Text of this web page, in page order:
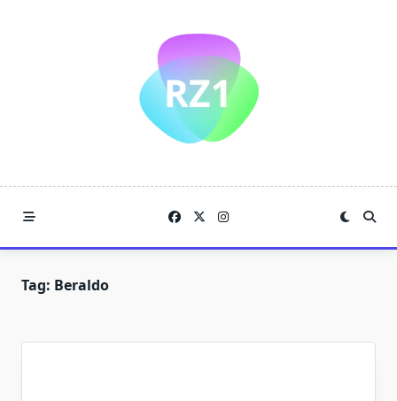
Tag: Beraldo